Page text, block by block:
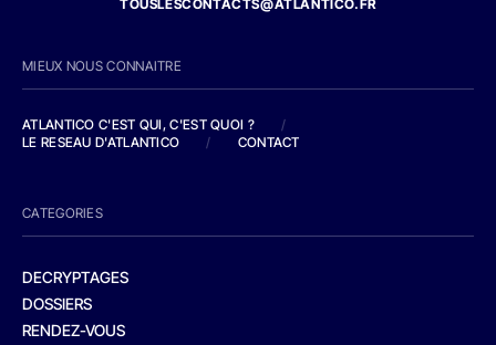
TOUSLESCONTACTS@ATLANTICO.FR
MIEUX NOUS CONNAITRE
ATLANTICO C'EST QUI, C'EST QUOI ?
/
LE RESEAU D'ATLANTICO
/ CONTACT
CATEGORIES
DECRYPTAGES
DOSSIERS
RENDEZ-VOUS